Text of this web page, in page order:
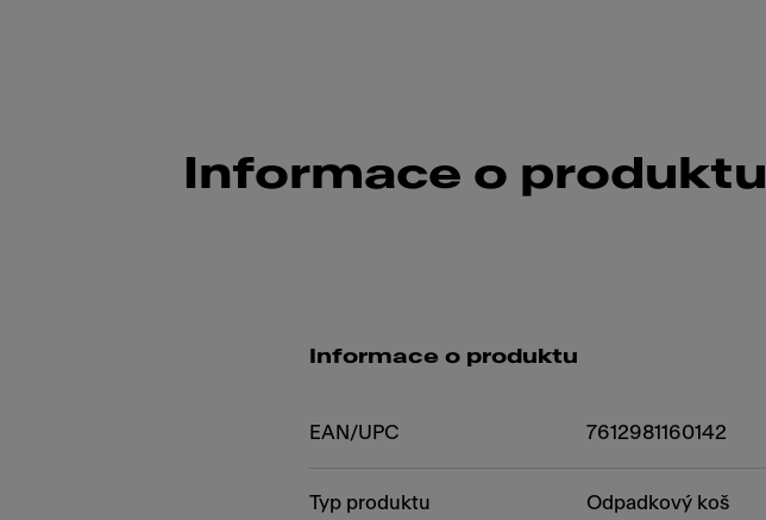
Informace o produktu
Informace o produktu
EAN/UPC 7612981160142
Typ produktu Odpadkový koš